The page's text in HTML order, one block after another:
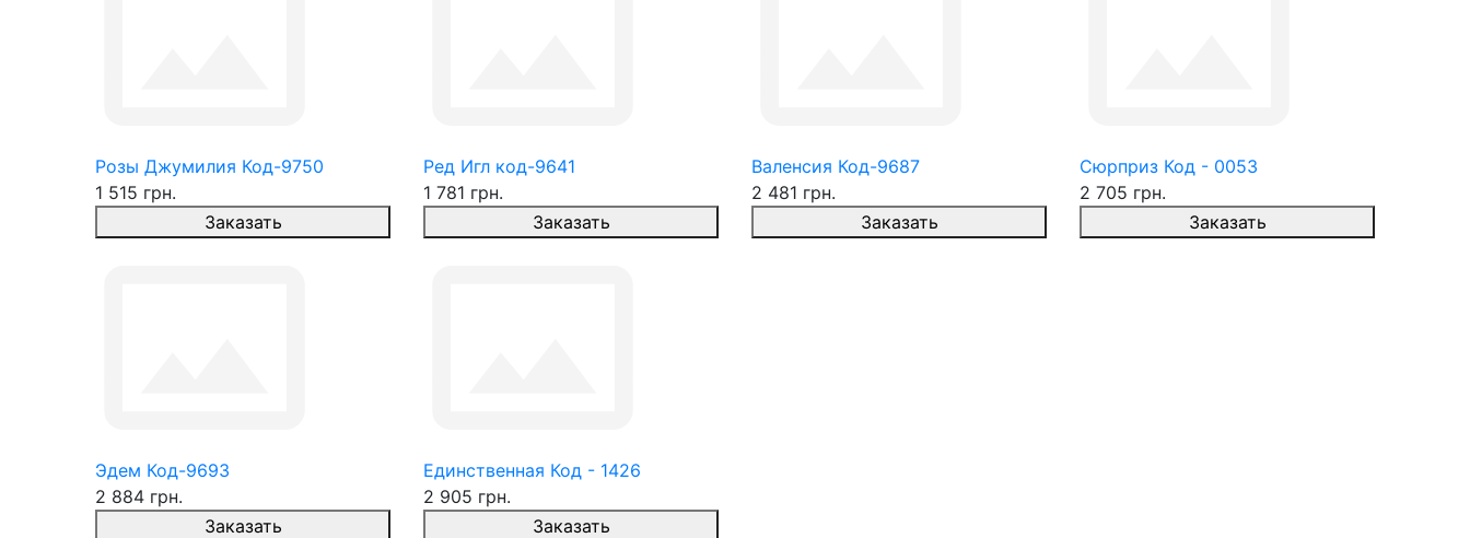
Розы Джумилия Код-9750
1 515 грн.
Заказать
Ред Игл код-9641
1 781 грн.
Заказать
Валенсия Код-9687
2 481 грн.
Заказать
Сюрприз Код - 0053
2 705 грн.
Заказать
Эдем Код-9693
2 884 грн.
Заказать
Единственная Код - 1426
2 905 грн.
Заказать